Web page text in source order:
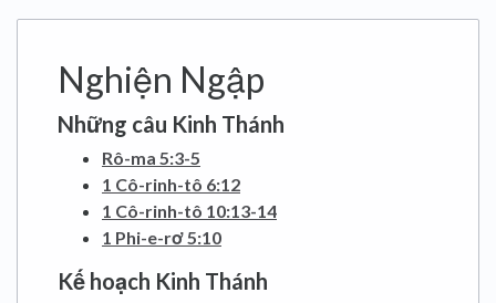
Nghiện Ngập
Những câu Kinh Thánh
Rô-ma 5:3-5
1 Cô-rinh-tô 6:12
1 Cô-rinh-tô 10:13-14
1 Phi-e-rơ 5:10
Kế hoạch Kinh Thánh